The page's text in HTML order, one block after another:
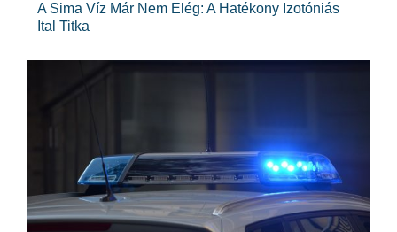
A Sima Víz Már Nem Elég: A Hatékony Izotóniás
Ital Titka